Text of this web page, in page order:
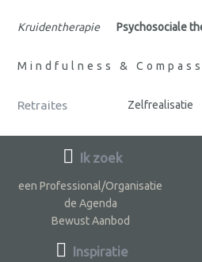
Kruidentherapie Psychosociale
Mindfulness &
Retraites Zelfrealisatie
Ik zoek
een Professional/Organisatie
de Agenda
Bewust Aanbod
Inspiratie